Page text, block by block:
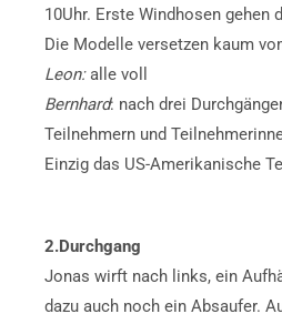
10Uhr. Erste Windhosen gehen
Die Modelle versetzen kaum
Leon:alle voll
Bernhard: nach drei
Teilnehmern und
Einzig das US-Amerikanische
2.Durchgang
Jonas wirft nach links, ein
dazu auch noch ein Absaufer.